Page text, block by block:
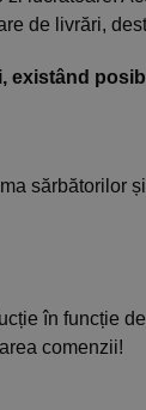
de livrări,
existând
sărbătorilor
în funcție
comenzii!